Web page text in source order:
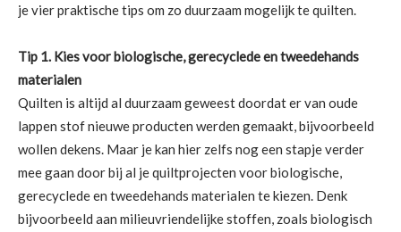
je vier praktische tips om zo duurzaam mogelijk te quilten.
Tip 1. Kies voor biologische, gerecyclede en tweedehands
materialen
Quilten is altijd al duurzaam geweest doordat er van oude
lappen stof nieuwe producten werden gemaakt, bijvoorbeeld
wollen dekens. Maar je kan hier zelfs nog een stapje verder
mee gaan door bij al je quiltprojecten voor biologische,
gerecyclede en tweedehands materialen te kiezen. Denk
bijvoorbeeld aan milieuvriendelijke stoffen, zoals biologisch